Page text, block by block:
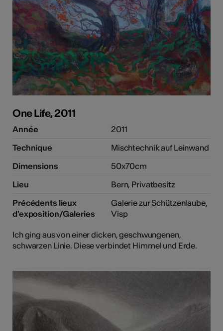
One Life, 2011
Année
2011
Technique
Mischtechnik auf Leinwand
Dimensions
50x70cm
Lieu
Bern, Privatbesitz
Précédents lieux
d'exposition/Galeries
Galerie zur Schützenlaube,
Visp
Ich ging aus von einer dicken, geschwungenen,
schwarzen Linie. Diese verbindet Himmel und Erde.